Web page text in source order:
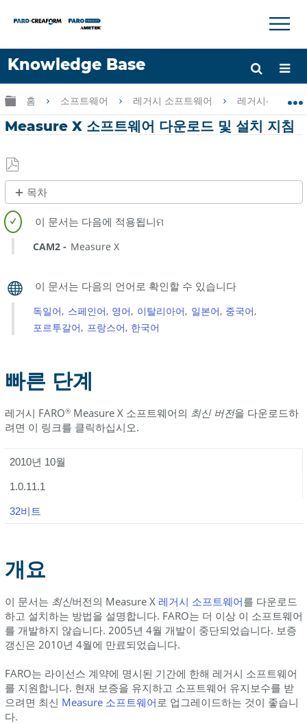
Knowledge Base
언어
도움 받기 로그인
×
글로벌 계층 확장/축소
홈 소프트웨어 레거시 소프트웨어 레거시-
Measure X 소프트웨어 다운로드 및 설치 지침
PDF
로
저
장
목차
비
X
다
로
및
저
장
모
국
설
치
참
조
CAM2 Measure X
독일어 스페인어 영어 이탈리아어 일본어 중국어
포르투갈어 프랑스어 한국어
빠른 단계
레거시 FARO®Measure X 소프트웨어의 최신 버전을 다운로드하
려면 이 링크를 클릭하십시오.
2010년 10월
1.0.11.1
32비트
개요
이 문서는 최신버전의 Measure X 레거시 소프트웨어를 다운로드
하고 설치하는 방법을 설명합니다. FARO는 더 이상 이 소프트웨어
를 개발하지 않습니다. 2005년 4월 개발이 중단되었습니다. 보증
갱신은 2010년 4월에 만료되었습니다.
FARO는 라이선스 계약에 명시된 기간에 한해 레거시 소프트웨어
를 지원합니다. 현재 보증을 유지하고 소프트웨어 유지보수를 받
으려면 최신 Measure 소프트웨어로 업그레이드하는 것이 좋습니
다.